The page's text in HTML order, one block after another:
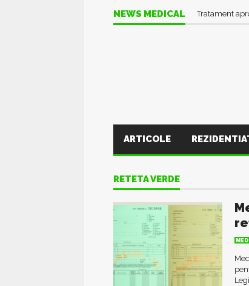
NEWS MEDICAL Tratament
ARTICOLE
RETETA VERDE